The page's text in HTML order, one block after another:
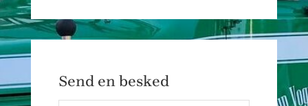
Send en besked